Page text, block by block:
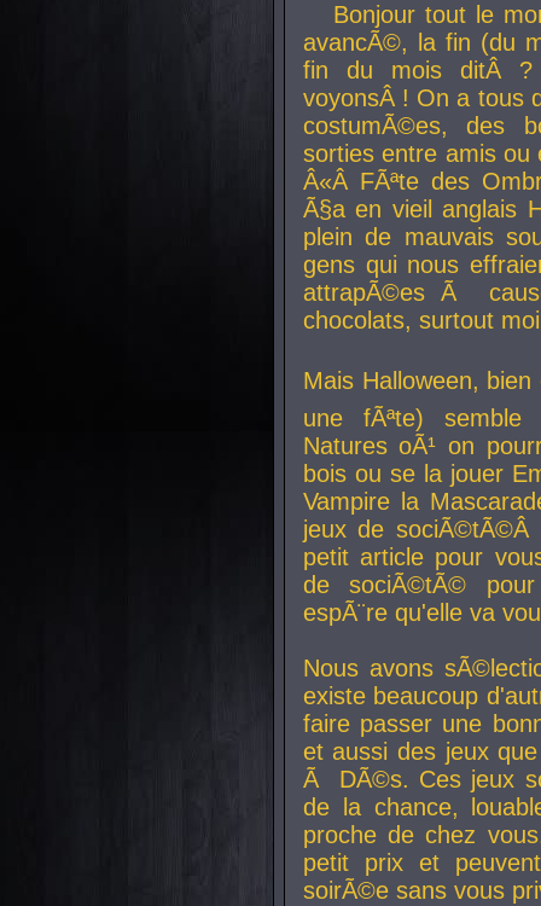
Bonjour tout le
avancÃ©, la fin (du
fin du mois ditÂ ?
voyonsÂ ! On a tous
costumÃ©es, des
sorties entre amis
Â«Â FÃªte des
Ã§a en vieil anglais
plein de mauvais
gens qui nous
attrapÃ©es Ã
chocolats, surtout
Mais Halloween, bien
une fÃªte) semble
Natures oÃ¹ on
bois ou se la jouer
Vampire la
jeux de
petit article pour
de sociÃ©tÃ©
espÃ¨re qu'elle va
Nous avons
existe beaucoup
faire passer une
et aussi des jeux
Ã DÃ©s. Ces jeux
de la chance,
proche de chez
petit prix et
soirÃ©e sans vous